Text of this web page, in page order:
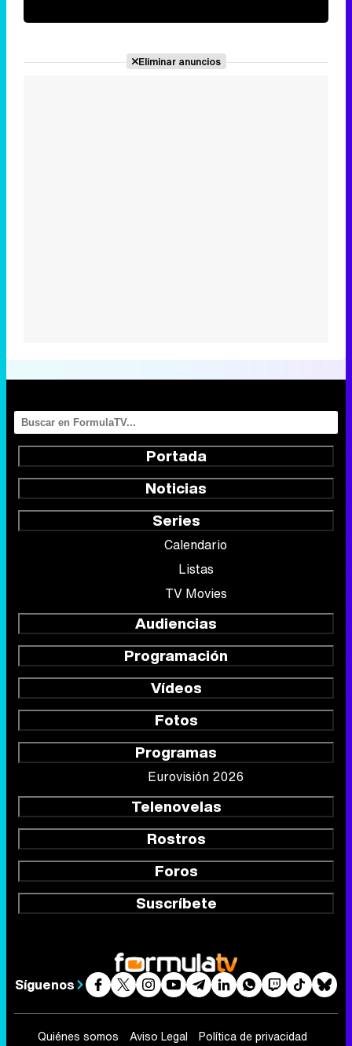
Eliminar anuncios
Portada
Noticias
Series
Calendario
Listas
TV Movies
Audiencias
Programación
Vídeos
Fotos
Programas
Eurovisión 2026
Telenovelas
Rostros
Foros
Suscríbete
Síguenos
Quiénes somos Aviso Legal Política de privacidad